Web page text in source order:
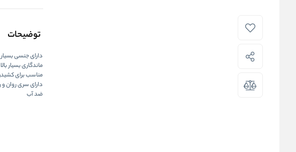
توضیحات
دارای جنسی
ماندگاری بسیار بالا
مناسب برای
دارای سری روان
ضد آب